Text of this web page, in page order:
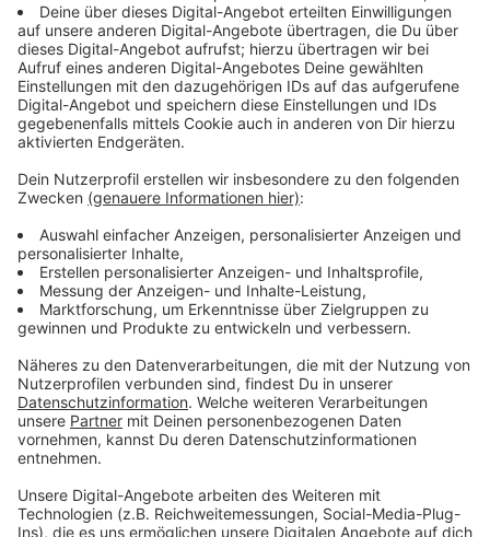
Hot Deals
Im ROCK ANTENNE Gutscheinshop findet Ihr viele
exklusive Angebote, mit denen der Geldbeutel so
richtig rockt. Entdeckt jetzt die aktuellen Hot Deals!
Hört uns und lasst von euch hören: